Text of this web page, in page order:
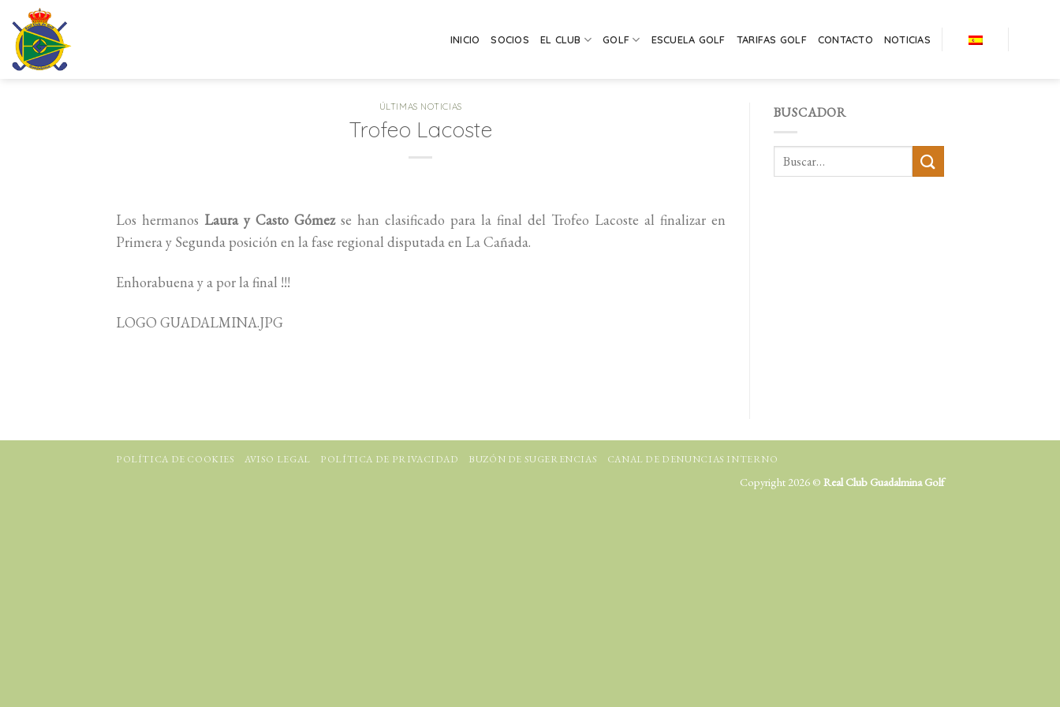
contenido
INICIO SOCIOS EL CLUB GOLF ESCUELA GOLF TARIFAS GOLF CONTACTO NOTICIAS
ÚLTIMAS NOTICIAS
Trofeo Lacoste
Los hermanos Laura y Casto Gómezse han clasificado para la final del Trofeo Lacoste al finalizar en
Primera y Segunda posición en la fase regional disputada en La Cañada.
Enhorabuena y a por la final !!!
LOGO GUADALMINA.JPG
BUSCADOR
POLÍTICA DE COOKIES AVISO LEGAL POLÍTICA DE PRIVACIDAD BUZÓN DE SUGERENCIAS CANAL DE DENUNCIAS INTERNO
Copyright 2026 © Real Club Guadalmina Golf